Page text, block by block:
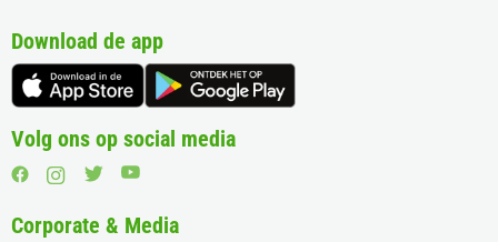
Download de app
Volg ons op social media
Corporate & Media